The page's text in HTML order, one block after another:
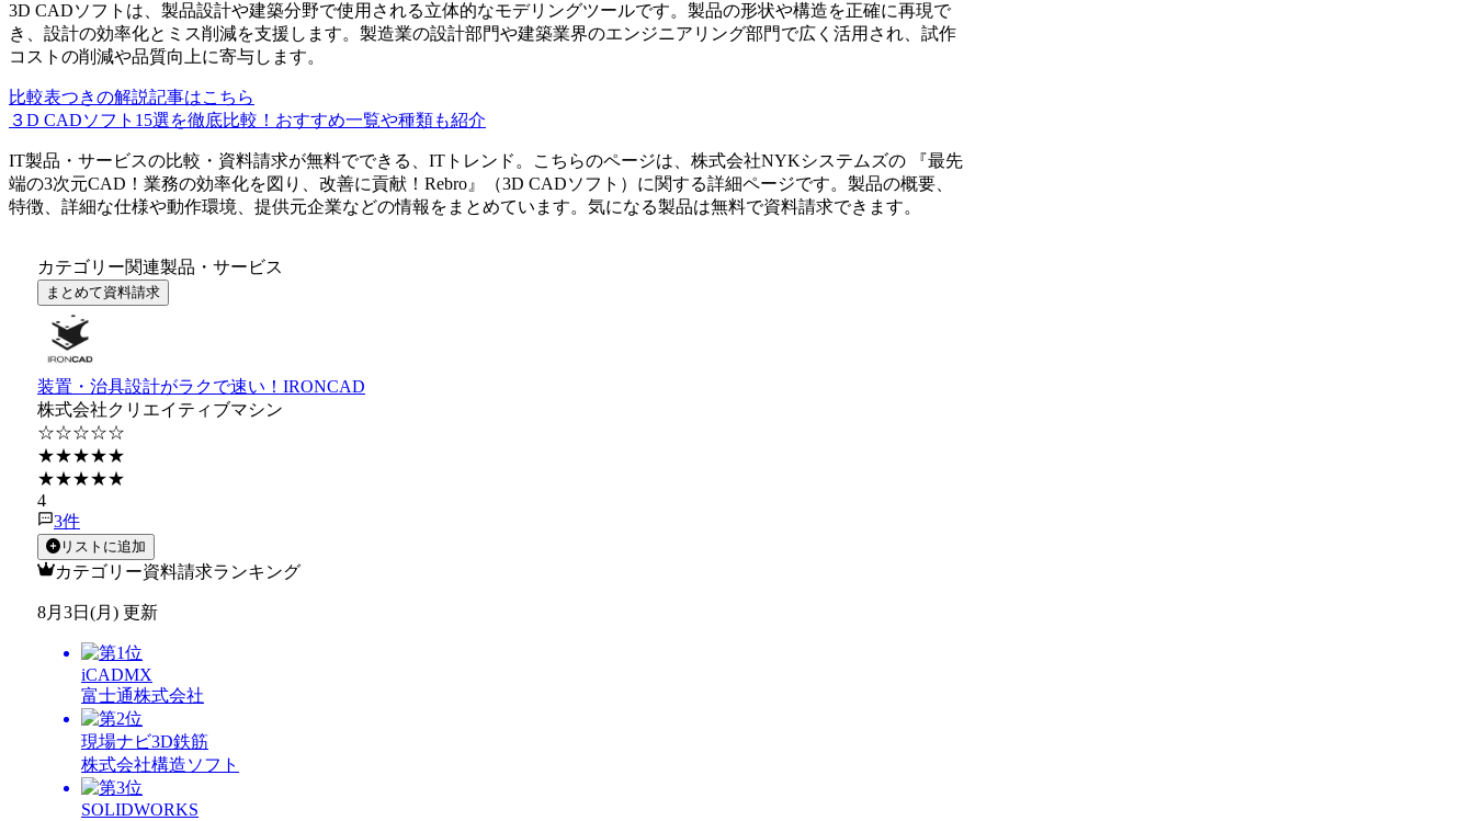
3D CADソフトは、製品設計や建築分野で使用される立体的なモデリングツールです。製品の形状や構造を正確に再現で
き、設計の効率化とミス削減を支援します。製造業の設計部門や建築業界のエンジニアリング部門で広く活用され、試作
コストの削減や品質向上に寄与します。
比較表つきの解説記事はこちら
３D CADソフト15選を徹底比較！おすすめ一覧や種類も紹介
IT製品・サービスの比較・資料請求が無料でできる、ITトレンド。こちらのページは、 株式会社NYKシステムズの 『最先
端の3次元CAD！業務の効率化を図り、改善に貢献！ Rebro 』（3D CADソフト ）に関する詳細ページです。製品の概要、
特徴、詳細な仕様や動作環境、提供元企業などの情報をまとめています。気になる製品は無料で資料請求できます。
カテゴリー関連製品・サービス
まとめて資料請求
装置・治具設計がラクで速い！IRONCAD
株式会社クリエイティブマシン
☆☆☆☆☆
★★★★★
★★★★★
4
3件
リストに追加
カテゴリー資料請求ランキング
8月3日(月) 更新
iCADMX
富士通株式会社
現場ナビ3D鉄筋
株式会社構造ソフト
SOLIDWORKS